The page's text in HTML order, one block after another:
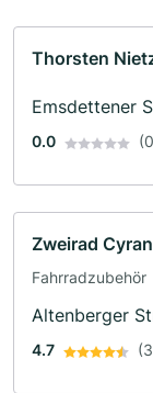
Thorsten
Emsdettener
0.0
Zweirad
Fahrradzubehör
Altenberger
4.7